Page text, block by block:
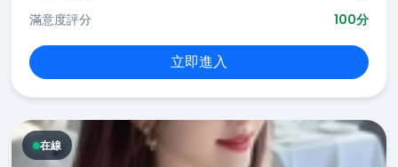
滿意度評分
100分
立即進入
在線